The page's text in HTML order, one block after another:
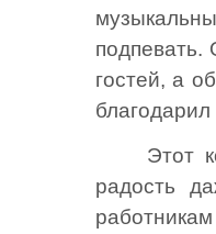
гостей, а
Этот
радость